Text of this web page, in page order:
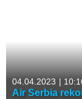
04.04.2023 |
Air Serbia